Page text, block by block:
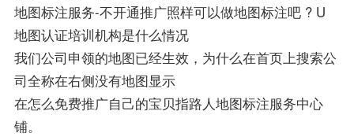
地图标注服务-不开通推广照样可以做地图标注吧 ? U
地图认证培训机构是什么情况
我们公司申领的地图已经生效，为什么在首页上搜索公
司全称在右侧没有地图显示
在怎么免费推广自己的宝贝指路人地图标注服务中心
铺。